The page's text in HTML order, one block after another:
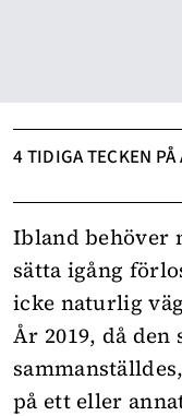
4 TIDIGA TECKEN PÅ
Ibland behöver
sätta igång
icke naturlig
År 2019, då den
på ett eller